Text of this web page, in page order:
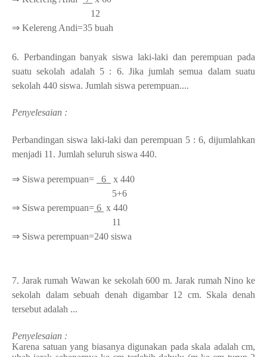
12
⇒ Kelereng Andi=35 buah
6. Perbandingan banyak siswa laki-laki dan perempuan pada
suatu sekolah adalah 5 : 6. Jika jumlah semua dalam suatu
sekolah 440 siswa. Jumlah siswa perempuan....
Penyelesaian :
Perbandingan siswa laki-laki dan perempuan 5 : 6, dijumlahkan
menjadi 11. Jumlah seluruh siswa 440.
⇒ Siswa perempuan= 6
x 440
5+6
⇒ Siswa perempuan= 6 x 440
11
⇒ Siswa perempuan=240 siswa
7. Jarak rumah Wawan ke sekolah 600 m. Jarak rumah Nino ke
sekolah dalam sebuah denah digambar 12 cm. Skala denah
tersebut adalah ...
Penyelesaian :
Karena satuan yang biasanya digunakan pada skala adalah cm,